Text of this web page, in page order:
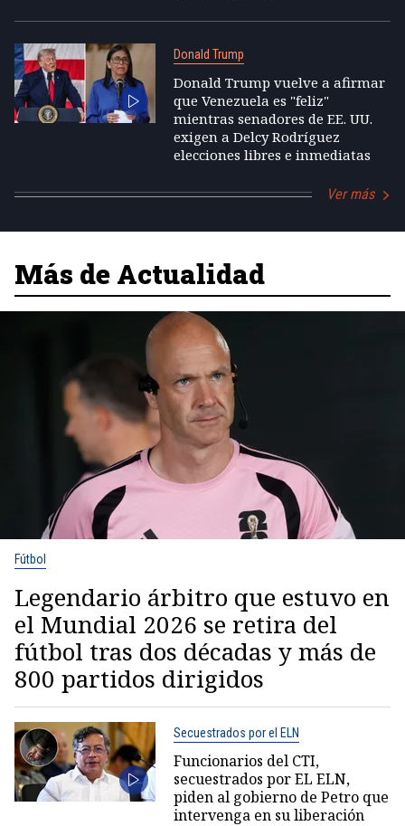
Donald Trump
Donald Trump vuelve a afirmar
que Venezuela es "feliz"
mientras senadores de EE. UU.
exigen a Delcy Rodríguez
elecciones libres e inmediatas
Ver más
Más de Actualidad
Fútbol
Legendario árbitro que estuvo en
el Mundial 2026 se retira del
fútbol tras dos décadas y más de
800 partidos dirigidos
Secuestrados por el ELN
Funcionarios del CTI,
secuestrados por EL ELN,
piden al gobierno de Petro que
intervenga en su liberación